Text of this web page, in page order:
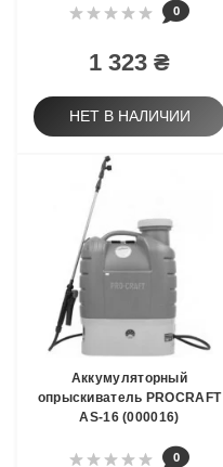
0
1 323 ₴
НЕТ В НАЛИЧИИ
Аккумуляторный
опрыскиватель PROCRAFT
AS-16 (000016)
0